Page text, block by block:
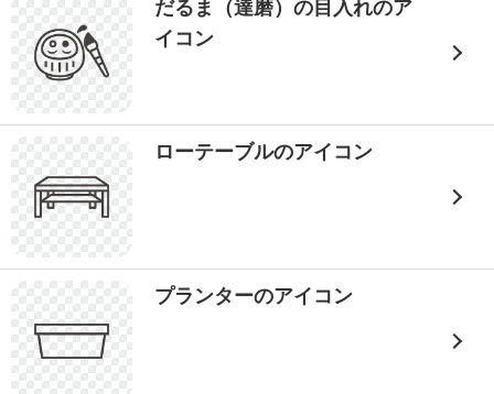
だるま（達磨）の目入れのア
イコン
ローテーブルのアイコン
プランターのアイコン